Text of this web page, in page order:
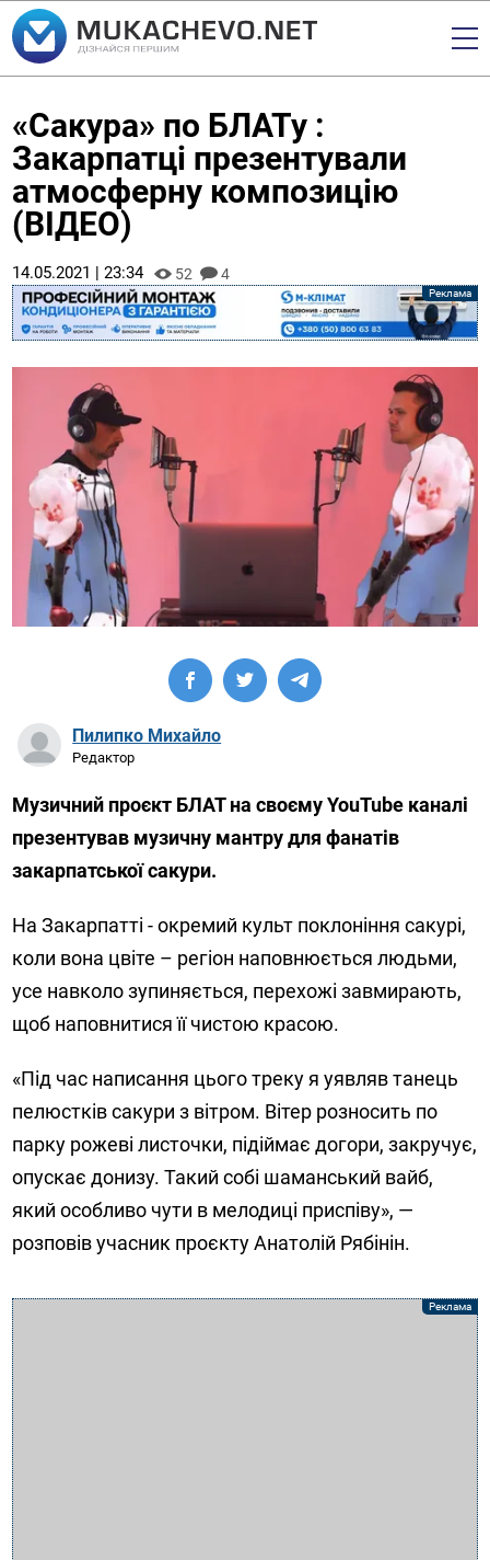
«Сакура» по БЛАТу :
Закарпатці презентували
атмосферну композицію
(ВІДЕО)
14.05.2021 | 23:34 52 4
Пилипко Михайло
Редактор
Музичний проєкт БЛАТ на своєму YouTube каналі
презентував музичну мантру для фанатів
закарпатської сакури.
На Закарпатті - окремий культ поклоніння сакурі,
коли вона цвіте – регіон наповнюється людьми,
усе навколо зупиняється, перехожі завмирають,
щоб наповнитися її чистою красою.
«Під час написання цього треку я уявляв танець
пелюстків сакури з вітром. Вітер розносить по
парку рожеві листочки, підіймає догори, закручує,
опускає донизу. Такий собі шаманський вайб,
який особливо чути в мелодиці приспіву», —
розповів учасник проєкту Анатолій Рябінін.